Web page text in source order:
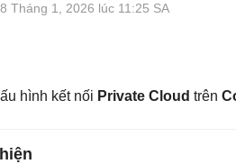
Tháng 1, 2026 lúc 11:25 SA
hình kết nối Private Cloud trên